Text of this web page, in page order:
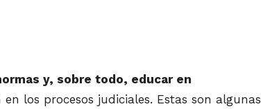
y, sobre todo, educar en
los procesos judiciales. Estas son algunas